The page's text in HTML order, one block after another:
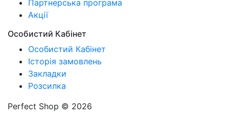
Партнерська програма
Акції
Особистий Кабінет
Особистий Кабінет
Історія замовлень
Закладки
Розсилка
Perfect Shop © 2026